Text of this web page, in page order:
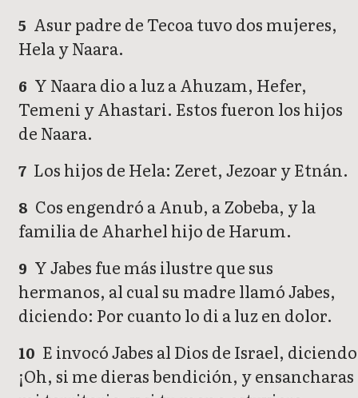
5 Asur padre de Tecoa tuvo dos mujeres,
Hela y Naara.
6 Y Naara dio a luz a Ahuzam, Hefer,
Temeni y Ahastari. Estos fueron los hijos
de Naara.
7 Los hijos de Hela: Zeret, Jezoar y Etnán.
8 Cos engendró a Anub, a Zobeba, y la
familia de Aharhel hijo de Harum.
9 Y Jabes fue más ilustre que sus
hermanos, al cual su madre llamó Jabes,
diciendo: Por cuanto lo di a luz en dolor.
10 E invocó Jabes al Dios de Israel,
¡Oh, si me dieras bendición, y ensancharas